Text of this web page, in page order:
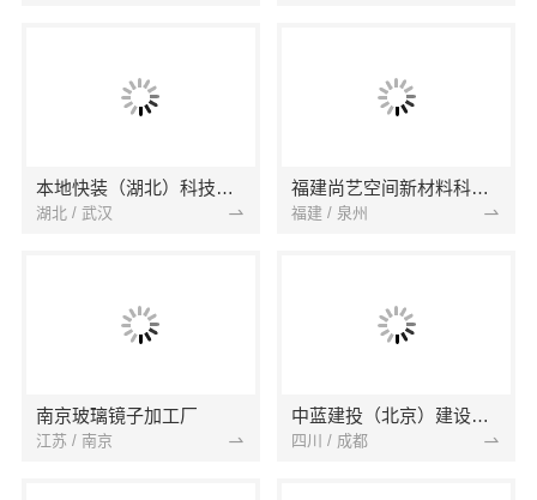
本地快装（湖北）科技有限公司
湖北 / 武汉
福建尚艺空间新材料科技有限公司
福建 / 泉州
南京玻璃镜子加工厂
江苏 / 南京
中蓝建投（北京）建设有限公司四川第一分公司
四川 / 成都